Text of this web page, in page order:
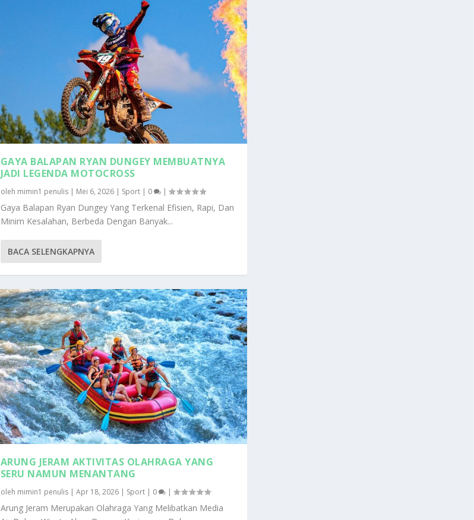
GAYA BALAPAN RYAN DUNGEY MEMBUATNYA
JADI LEGENDA MOTOCROSS
oleh mimin1 penulis| Mei 6, 2026| Sport| 0 |
Gaya Balapan Ryan Dungey Yang Terkenal Efisien, Rapi, Dan
Minim Kesalahan, Berbeda Dengan Banyak...
BACA SELENGKAPNYA
ARUNG JERAM AKTIVITAS OLAHRAGA YANG
SERU NAMUN MENANTANG
oleh mimin1 penulis| Apr 18, 2026| Sport| 0 |
Arung Jeram Merupakan Olahraga Yang Melibatkan Media